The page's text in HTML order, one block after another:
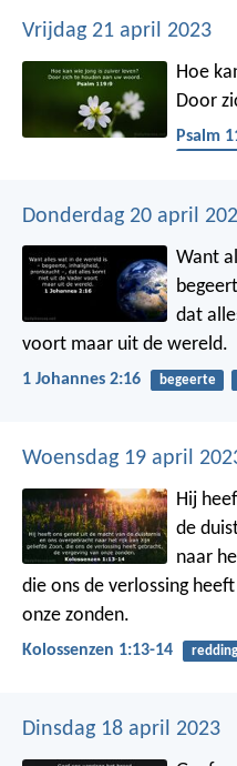
Vrijdag 21 april 2023
Hoe
Door
Psalm
Donderdag 20 april
Want
dat
voort maar uit de wereld.
1 Johannes 2:16 begeerte
Woensdag 19 april
Hij
de
naar
die ons de verlossing
onze zonden.
Kolossenzen 1:13-14 redding
Dinsdag 18 april 2023